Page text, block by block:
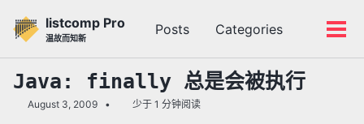
listcomp Pro
温故而知新
Posts Categories
搜
索
切
换
Java: finally 总是会被执行
August 3, 2009 少于 1 分钟阅读